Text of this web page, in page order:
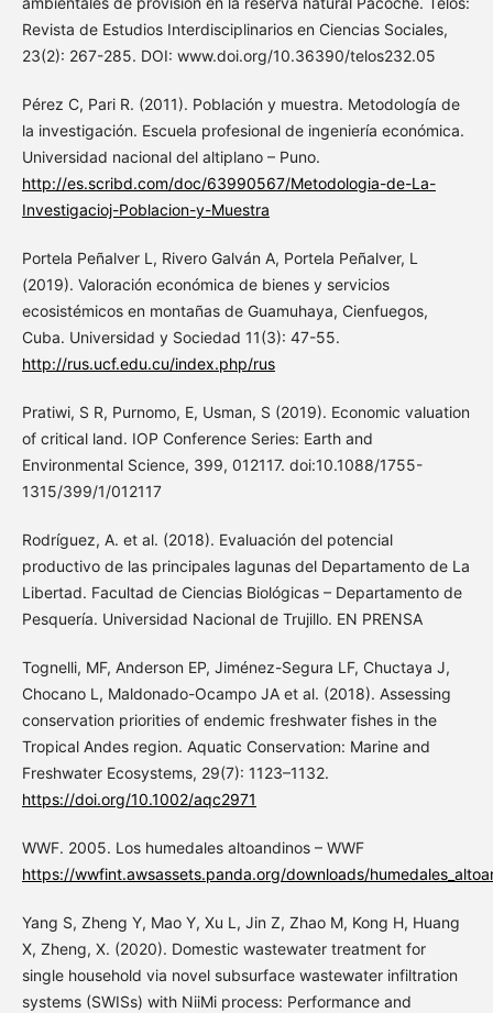
Revista de Estudios Interdisciplinarios en Ciencias Sociales,
23(2): 267-285. DOI: www.doi.org/10.36390/telos232.05
Pérez C, Pari R. (2011). Población y muestra. Metodología de
la investigación. Escuela profesional de ingeniería económica.
Universidad nacional del altiplano – Puno.
http://es.scribd.com/doc/63990567/Metodologia-de-La-
Investigacioj-Poblacion-y-Muestra
Portela Peñalver L, Rivero Galván A, Portela Peñalver, L
(2019). Valoración económica de bienes y servicios
ecosistémicos en montañas de Guamuhaya, Cienfuegos,
Cuba. Universidad y Sociedad 11(3): 47-55.
http://rus.ucf.edu.cu/index.php/rus
Pratiwi, S R, Purnomo, E, Usman, S (2019). Economic valuation
of critical land. IOP Conference Series: Earth and
Environmental Science, 399, 012117. doi:10.1088/1755-
1315/399/1/012117
Rodríguez, A. et al. (2018). Evaluación del potencial
productivo de las principales lagunas del Departamento de La
Libertad. Facultad de Ciencias Biológicas – Departamento de
Pesquería. Universidad Nacional de Trujillo. EN PRENSA
Tognelli, MF, Anderson EP, Jiménez-Segura LF, Chuctaya J,
Chocano L, Maldonado-Ocampo JA et al. (2018). Assessing
conservation priorities of endemic freshwater fishes in the
Tropical Andes region. Aquatic Conservation: Marine and
Freshwater Ecosystems, 29(7): 1123–1132.
https://doi.org/10.1002/aqc2971
WWF. 2005. Los humedales altoandinos – WWF
https://wwfint.awsassets.panda.org/downloads/
Yang S, Zheng Y, Mao Y, Xu L, Jin Z, Zhao M, Kong H, Huang
X, Zheng, X. (2020). Domestic wastewater treatment for
single household via novel subsurface wastewater infiltration
systems (SWISs) with NiiMi process: Performance and